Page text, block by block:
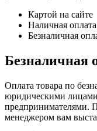
Картой на сайте
Наличная
Безналичная
Безналичная
Оплата товара по
юридическими
предпринимателями.
менеджером вам